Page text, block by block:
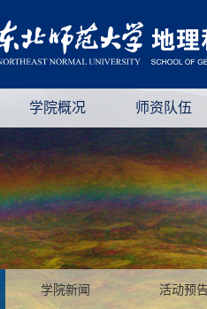
学院概况 师资队伍
学院新闻 活动预